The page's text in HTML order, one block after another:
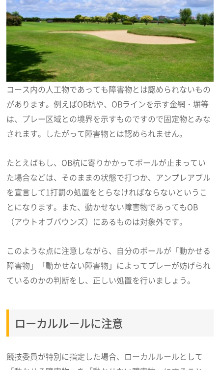
コース内の人工物であっても障害物とは認められないもの
があります。例えばOB杭や、OBラインを示す金網・塀等
は、プレー区域との境界を示すものですので固定物とみな
されます。したがって障害物とは認められません。
たとえばもし、OB杭に寄りかかってボールが止まってい
た場合などは、そのままの状態で打つか、アンプレアブル
を宣言して1打罰の処置をとらなければならないというこ
とになります。また、動かせない障害物であってもOB
（アウトオブバウンズ）にあるものは対象外です。
このような点に注意しながら、自分のボールが「動かせる
障害物」「動かせない障害物」によってプレーが妨げられ
ているのかの判断をし、正しい処置を行いましょう。
ローカルルールに注意
競技委員が特別に指定した場合、ローカルルールとして